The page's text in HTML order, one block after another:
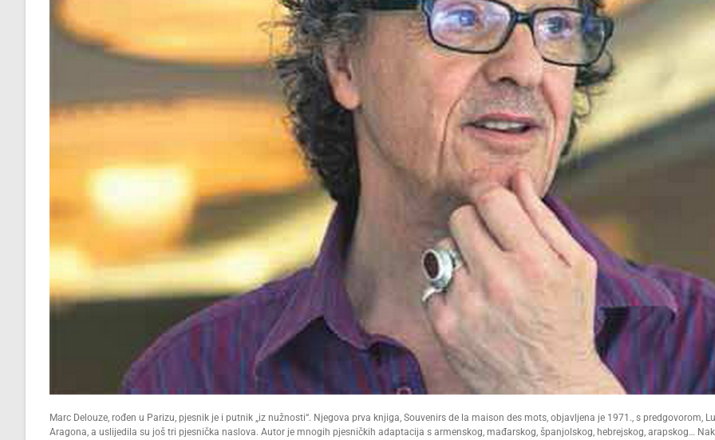
Marc Delouze, rođen u Parizu, pjesnik je i putnik „iz nužnosti“. Njegova prva knjiga, Souvenirs de la maison des mots, objavljena je 1971., s predgovorom,
Aragona, a uslijedila su još tri pjesnička naslova. Autor je mnogih pjesničkih adaptacija s armenskog, mađarskog, španjolskog, hebrejskog, arapskog…